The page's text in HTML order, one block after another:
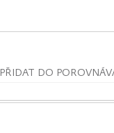
PŘIDAT DO